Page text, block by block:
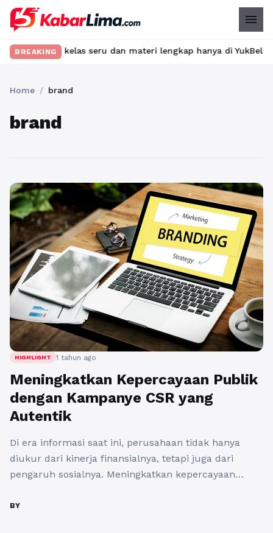
menu
BREAKING
kelas seru dan materi lengkap hanya di
Home / brand
brand
HIGHLIGHT 1 tahun ago
Meningkatkan Kepercayaan Publik
dengan Kampanye CSR yang
Autentik
Di era informasi saat ini, perusahaan tidak hanya
diukur dari kinerja finansialnya, tetapi juga dari
pengaruh sosialnya. Meningkatkan kepercayaan
setiap brand yang ingin tetap relevan. Salah satu
BY